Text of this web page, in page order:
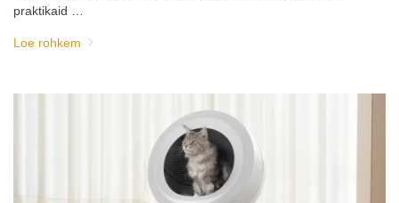
praktikaid …
Loe rohkem